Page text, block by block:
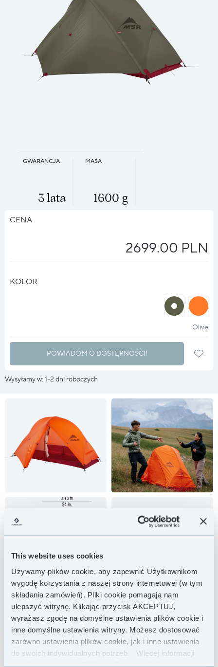
This website uses cookies
Używamy plików cookie, aby zapewnić Użytkownikom
wygodę korzystania z naszej strony internetowej (w tym
składania zamówień). Pliki cookie pomagają nam
ulepszyć witrynę. Klikając przycisk AKCEPTUJ,
wyrażasz zgodę na domyślne ustawienia plików cookie i
inne domyślne ustawienia witryny. Możesz dostosować
zarówno ustawienia plików cookie, jak i inne ustawienia
do swoich indywidualnych potrzeb.
Więcej informacji
znajdziesz w naszejPolityce Prywatności .
MASA
1600 g
GWARANCJA
3 lata
CENA
2699.00 PLN
KOLOR
halo
?
halo
Olive
POWIADOM O DOSTĘPNOŚCI!
Wysyłamy w: 1-2 dni roboczych